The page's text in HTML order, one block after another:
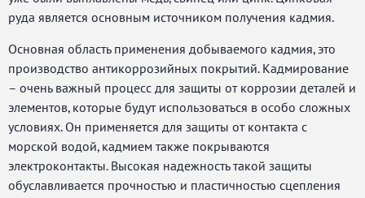
руда является основным источником получения кадмия.
Основная область применения добываемого кадмия, это
производство антикоррозийных покрытий. Кадмирование
– очень важный процесс для защиты от коррозии деталей и
элементов, которые будут использоваться в особо сложных
условиях. Он применяется для защиты от контакта с
морской водой, кадмием также покрываются
электроконтакты. Высокая надежность такой защиты
обуславливается прочностью и пластичностью сцепления